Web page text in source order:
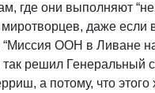
где они выполняют
миротворцев, даже если
“Миссия ООН в Ливане
так решил Генеральный
а потому, что этого